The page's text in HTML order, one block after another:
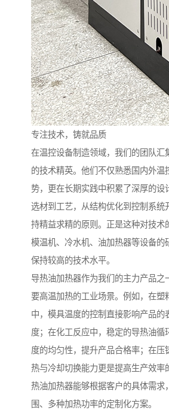
专注技术，铸就品质
在温控设备制造领域，我们的团队汇
的技术精英。他们不仅熟悉国内外温
势，更在长期实践中积累了深厚的设
选材到工艺，从结构优化到控制系统
持精益求精的原则。正是这种对技术
模温机、冷水机、油加热器等设备的
保持较高的技术水平。
导热油加热器作为我们的主力产品之
要高温加热的工业场景。例如，在塑
中，模具温度的控制直接影响产品的
度；在化工反应中，稳定的导热油循
度的均匀性，提升产品合格率；在压
热与冷却切换能力更是提高生产效率
热油加热器能够根据客户的具体需求
围、多种加热功率的定制化方案。